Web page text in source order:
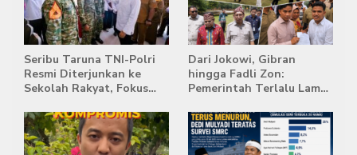
Seribu Taruna TNI-Polri
Resmi Diterjunkan ke
Sekolah Rakyat, Fokus
Kemandirian Siswa
Dari Jokowi, Gibran
hingga Fadli Zon:
Pemerintah Terlalu Lama
Stockpile Batu Bara Masih
Mengepung Candi Muaro
Jambi